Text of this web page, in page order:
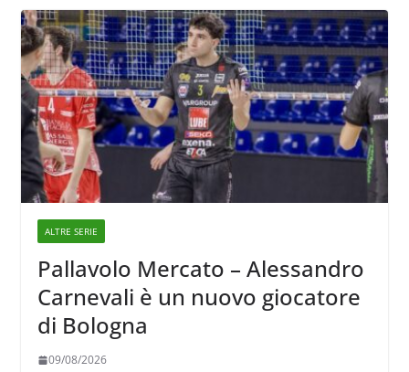
ALTRE SERIE
Pallavolo Mercato – Alessandro
Carnevali è un nuovo giocatore
di Bologna
09/08/2026